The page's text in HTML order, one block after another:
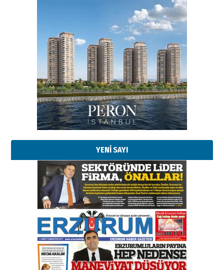
YENİ SAYI
Esat BİNDESEN
Başkan Sekmen’den Erzurum’a
bir vizyon proje daha!
02 Ağustos 2026 Pazar
Kadir SABUNCUOĞLU
Erzurumspor’un köşe taşları
29 Haziran 2026 Pazartesi
Kenan GÜLERCİ
Murat Şahsuvaroğlu ERKON’da
çıtayı yukarı taşırken,
yönetimdekiler aşağı
çekmemeli!
17 Şubat 2026 SalıOrhan BOZKURT
Bir fotoğraf, bir şehir, bir
gazeteci… Dizginler kimin
elinde?
31 Mart 2026 Salı
A. Berhan Yılmaz
BİR BÖLÜM DEĞİL, BİR ÖMÜR